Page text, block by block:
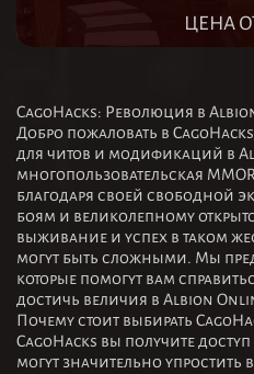
ЦЕНА
CagoHacks: Революция в
Добро пожаловать в
для читов и модификаций в
многопользовательская
благодаря своей свободной
боям и великолепному
выживание и успех в таком
могут быть сложными. Мы
которые помогут вам
достичь величия в Albion
Почему стоит выбирать
CagoHacks вы получите
могут значительно упростить